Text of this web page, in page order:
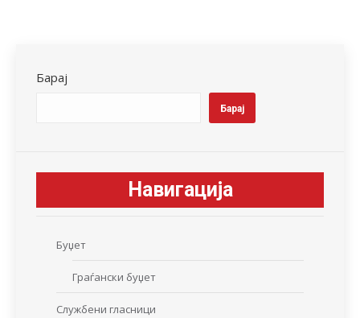
Барај
Барај
Навигација
Буџет
Граѓански буџет
Службени гласници